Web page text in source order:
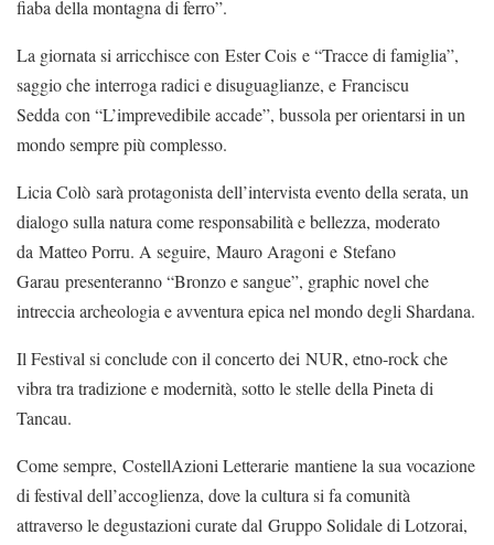
fiaba della montagna di ferro”.
La giornata si arricchisce con Ester Cois e “Tracce di famiglia”,
saggio che interroga radici e disuguaglianze, e Franciscu
Sedda con “L’imprevedibile accade”, bussola per orientarsi in un
mondo sempre più complesso.
Licia Colò sarà protagonista dell’intervista evento della serata, un
dialogo sulla natura come responsabilità e bellezza, moderato
da Matteo Porru. A seguire, Mauro Aragoni e Stefano
Garau presenteranno “Bronzo e sangue”, graphic novel che
intreccia archeologia e avventura epica nel mondo degli Shardana.
Il Festival si conclude con il concerto dei NUR, etno-rock che
vibra tra tradizione e modernità, sotto le stelle della Pineta di
Tancau.
Come sempre, CostellAzioni Letterarie mantiene la sua vocazione
di festival dell’accoglienza, dove la cultura si fa comunità
attraverso le degustazioni curate dal Gruppo Solidale di Lotzorai,